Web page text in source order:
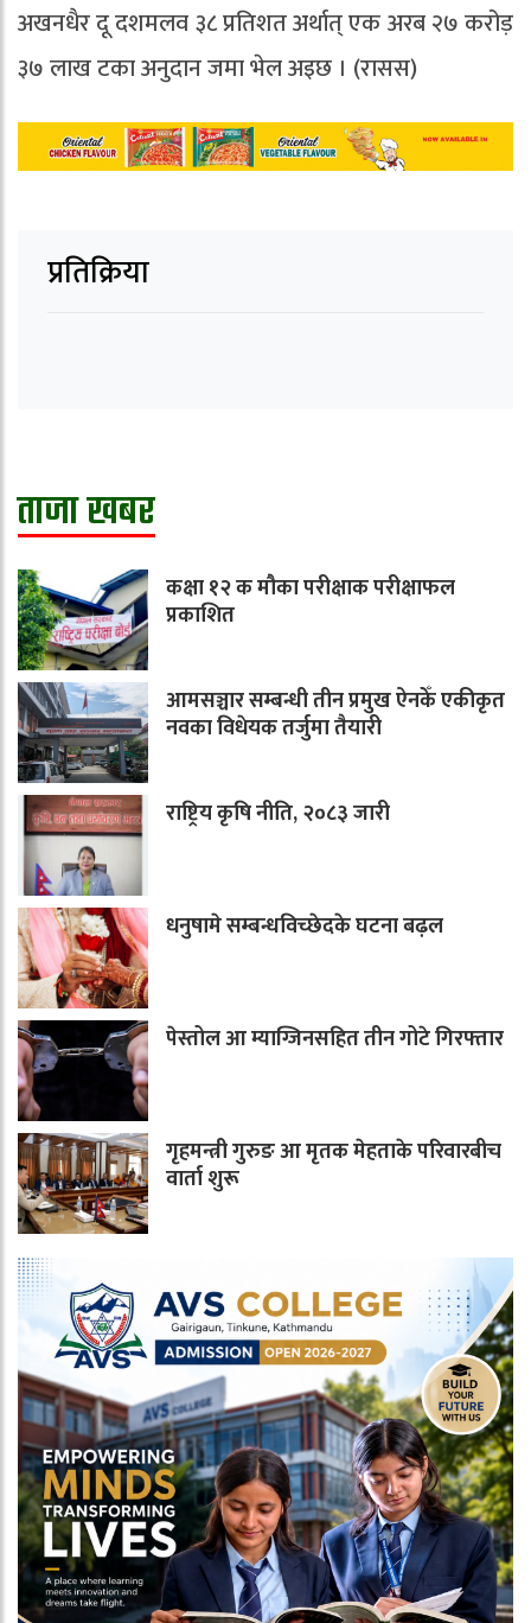
अखनधैर दू दशमलव ३८ प्रतिशत अर्थात् एक अरब २७ करोड़
३७ लाख टका अनुदान जमा भेल अइछ । (रासस)
प्रतिक्रिया
ताजा खबर
कक्षा १२ क मौका परीक्षाक परीक्षाफल
प्रकाशित
आमसञ्चार सम्बन्धी तीन प्रमुख ऐनकेँ एकीकृत
नवका विधेयक तर्जुमा तैयारी
राष्ट्रिय कृषि नीति, २०८३ जारी
धनुषामे सम्बन्धविच्छेदके घटना बढ़ल
पेस्तोल आ म्याग्जिनसहित तीन गोटे गिरफ्तार
गृहमन्त्री गुरुङ आ मृतक मेहताके परिवारबीच
वार्ता शुरू